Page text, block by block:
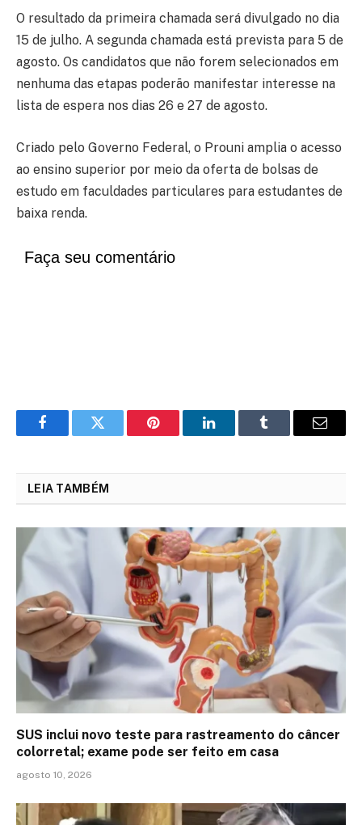
O resultado da primeira chamada será divulgado no dia
15 de julho. A segunda chamada está prevista para 5 de
agosto. Os candidatos que não forem selecionados em
nenhuma das etapas poderão manifestar interesse na
lista de espera nos dias 26 e 27 de agosto.
Criado pelo Governo Federal, o Prouni amplia o acesso
ao ensino superior por meio da oferta de bolsas de
estudo em faculdades particulares para estudantes de
baixa renda.
Faça seu comentário
FacebookTwitter Pinterest LinkedInTumblr Email
LEIA TAMBÉM
SUS inclui novo teste para rastreamento do câncer
colorretal; exame pode ser feito em casa
agosto 10, 2026